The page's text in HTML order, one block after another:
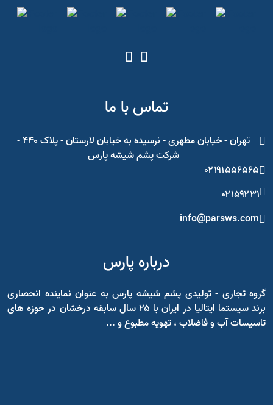
تماس با ما
تهران - خیابان مطهری - نرسیده به خیابان لارستان - پلاک ۴۴۰ -
شرکت پشم شیشه پارس
۰۲۱۹۱۵۵۶۵۶۵
۰۲۱۵۹۲۳۱
info@parsws.com
درباره پارس
گروه تجاری - تولیدی پشم شیشه پارس به عنوان نماینده انحصاری
برند سیستما ایتالیا در ایران با ۲۵ سال سابقه درخشان در حوزه های
تاسیسات آب و فاضلاب ، تهویه مطبوع و ...